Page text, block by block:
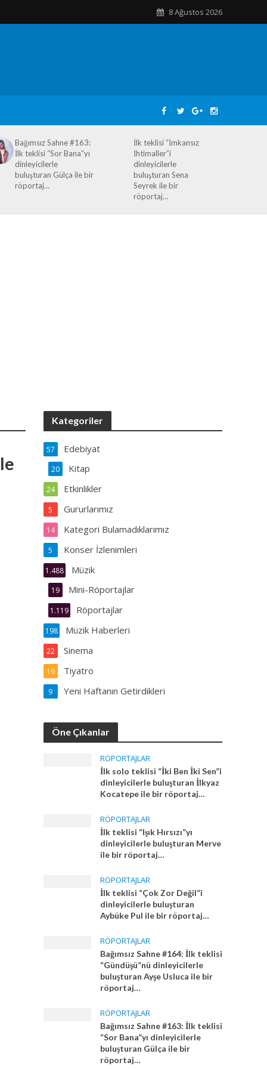
8 Ağustos 2026
Bağımsız Sahne #163:
İlk teklisi “Sor Bana”yı
dinleyicilerle
buluşturan Gülça ile bir
röportaj…
İlk teklisi “İmkansız
İhtimaller”i
dinleyicilerle
buluşturan Sena
Seyrek ile bir
röportaj…
Kategoriler
Edebiyat
57
Kitap
20
Etkinlikler
24
Gururlarımız
5
Kategori Bulamadıklarımız
14
Konser İzlenimleri
5
Müzik
1.488
Mini-Röportajlar
19
Röportajlar
1.119
Müzik Haberleri
198
Sinema
22
Tiyatro
19
Yeni Haftanın Getirdikleri
9
Öne Çıkanlar
RÖPORTAJLAR
İlk solo teklisi “İki Ben İki Sen”i
dinleyicilerle buluşturan İlkyaz
Kocatepe ile bir röportaj…
RÖPORTAJLAR
İlk teklisi “Işık Hırsızı”yı
dinleyicilerle buluşturan Merve
ile bir röportaj…
RÖPORTAJLAR
İlk teklisi “Çok Zor Değil”i
dinleyicilerle buluşturan
Aybüke Pul ile bir röportaj…
RÖPORTAJLAR
Bağımsız Sahne #164: İlk teklisi
“Gündüşü”nü dinleyicilerle
buluşturan Ayşe Usluca ile bir
röportaj…
RÖPORTAJLAR
Bağımsız Sahne #163: İlk teklisi
“Sor Bana”yı dinleyicilerle
buluşturan Gülça ile bir
röportaj…